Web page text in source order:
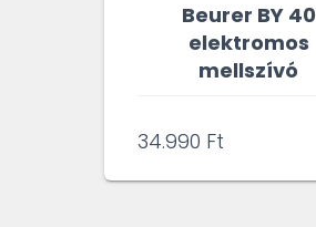
Beurer BY 40
elektromos
mellszívó
34.990 Ft